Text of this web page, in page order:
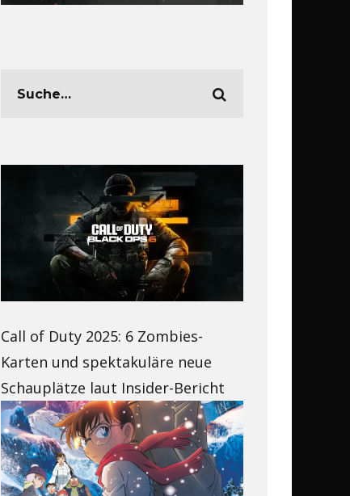
Call of Duty 2025: 6 Zombies-
Karten und spektakuläre neue
Schauplätze laut Insider-Bericht